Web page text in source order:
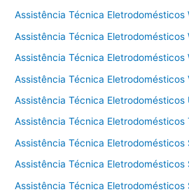
Assistência Técnica Eletrodomésticos
Assistência Técnica Eletrodomésticos
Assistência Técnica Eletrodomésticos
Assistência Técnica Eletrodomésticos
Assistência Técnica Eletrodomésticos
Assistência Técnica Eletrodomésticos
Assistência Técnica Eletrodomésticos
Assistência Técnica Eletrodomésticos
Assistência Técnica Eletrodomésticos